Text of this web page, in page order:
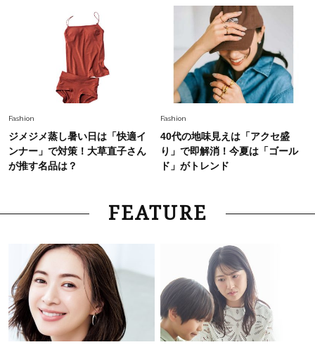
Fashion
ジメジメ蒸し暑い日は「快適イ
ンナー」で対策！大草直子さん
が推す名品は？
Fashion
40代の地味見えは「アクセ盛
り」で即解消！今夏は「ゴール
ド」がトレンド
FEATURE